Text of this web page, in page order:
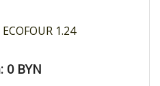
1.24
0 BYN